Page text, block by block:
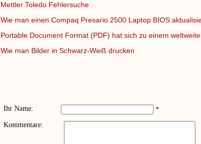
Mettler Toledo Fehlersuche
Wie man einen Compaq Presario 2500 Laptop BIOS
Portable Document Format (PDF) hat sich zu einem
Wie man Bilder in Schwarz-Weiß drucken
Ihr Name:
*
Kommentare: